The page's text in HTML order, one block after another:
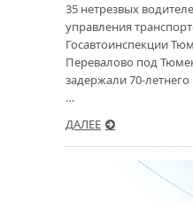
35 нетрезвых
управления
Госавтоинспекции
Перевалово под
задержали 70-
…
ДАЛЕЕ